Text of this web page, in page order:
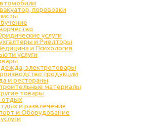
перевозки
услуги
и Риелторы
и Психология
услуги
электротовары
продукции
и рестораны
материалы
товары
отдых
и развлечения
и Оборудование